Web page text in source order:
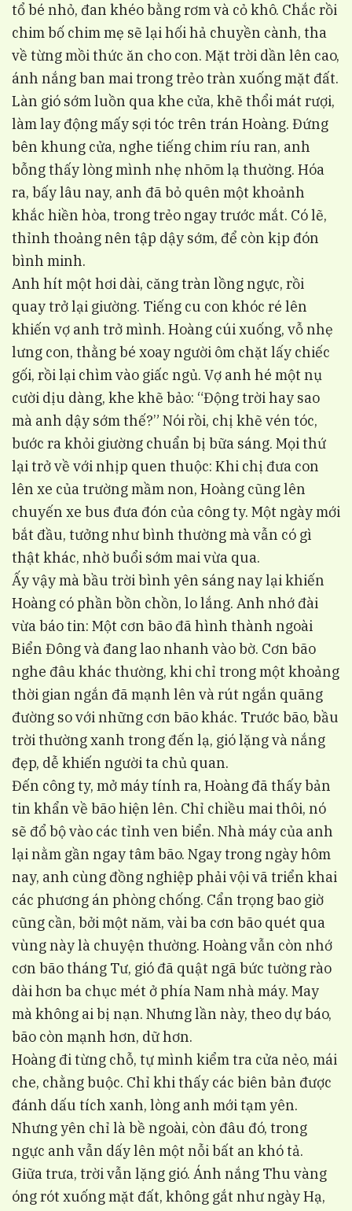
tổ bé nhỏ, đan khéo bằng rơm và cỏ khô. Chắc rồi
chim bố chim mẹ sẽ lại hối hả chuyền cành, tha
về từng mồi thức ăn cho con. Mặt trời dần lên cao,
ánh nắng ban mai trong trẻo tràn xuống mặt đất.
Làn gió sớm luồn qua khe cửa, khẽ thổi mát rượi,
làm lay động mấy sợi tóc trên trán Hoàng. Đứng
bên khung cửa, nghe tiếng chim ríu ran, anh
bỗng thấy lòng mình nhẹ nhõm lạ thường. Hóa
ra, bấy lâu nay, anh đã bỏ quên một khoảnh
khắc hiền hòa, trong trẻo ngay trước mắt. Có lẽ,
thỉnh thoảng nên tập dậy sớm, để còn kịp đón
bình minh.
Anh hít một hơi dài, căng tràn lồng ngực, rồi
quay trở lại giường. Tiếng cu con khóc ré lên
khiến vợ anh trở mình. Hoàng cúi xuống, vỗ nhẹ
lưng con, thằng bé xoay người ôm chặt lấy chiếc
gối, rồi lại chìm vào giấc ngủ. Vợ anh hé một nụ
cười dịu dàng, khe khẽ bảo: “Động trời hay sao
mà anh dậy sớm thế?” Nói rồi, chị khẽ vén tóc,
bước ra khỏi giường chuẩn bị bữa sáng. Mọi thứ
lại trở về với nhịp quen thuộc: Khi chị đưa con
lên xe của trường mầm non, Hoàng cũng lên
chuyến xe bus đưa đón của công ty. Một ngày mới
bắt đầu, tưởng như bình thường mà vẫn có gì
thật khác, nhờ buổi sớm mai vừa qua.
Ấy vậy mà bầu trời bình yên sáng nay lại khiến
Hoàng có phần bồn chồn, lo lắng. Anh nhớ đài
vừa báo tin: Một cơn bão đã hình thành ngoài
Biển Đông và đang lao nhanh vào bờ. Cơn bão
nghe đâu khác thường, khi chỉ trong một khoảng
thời gian ngắn đã mạnh lên và rút ngắn quãng
đường so với những cơn bão khác. Trước bão, bầu
trời thường xanh trong đến lạ, gió lặng và nắng
đẹp, dễ khiến người ta chủ quan.
Đến công ty, mở máy tính ra, Hoàng đã thấy bản
tin khẩn về bão hiện lên. Chỉ chiều mai thôi, nó
sẽ đổ bộ vào các tỉnh ven biển. Nhà máy của anh
lại nằm gần ngay tâm bão. Ngay trong ngày hôm
nay, anh cùng đồng nghiệp phải vội vã triển khai
các phương án phòng chống. Cẩn trọng bao giờ
cũng cần, bởi một năm, vài ba cơn bão quét qua
vùng này là chuyện thường. Hoàng vẫn còn nhớ
cơn bão tháng Tư, gió đã quật ngã bức tường rào
dài hơn ba chục mét ở phía Nam nhà máy. May
mà không ai bị nạn. Nhưng lần này, theo dự báo,
bão còn mạnh hơn, dữ hơn.
Hoàng đi từng chỗ, tự mình kiểm tra cửa nẻo, mái
che, chằng buộc. Chỉ khi thấy các biên bản được
đánh dấu tích xanh, lòng anh mới tạm yên.
Nhưng yên chỉ là bề ngoài, còn đâu đó, trong
ngực anh vẫn dấy lên một nỗi bất an khó tả.
Giữa trưa, trời vẫn lặng gió. Ánh nắng Thu vàng
óng rót xuống mặt đất, không gắt như ngày Hạ,